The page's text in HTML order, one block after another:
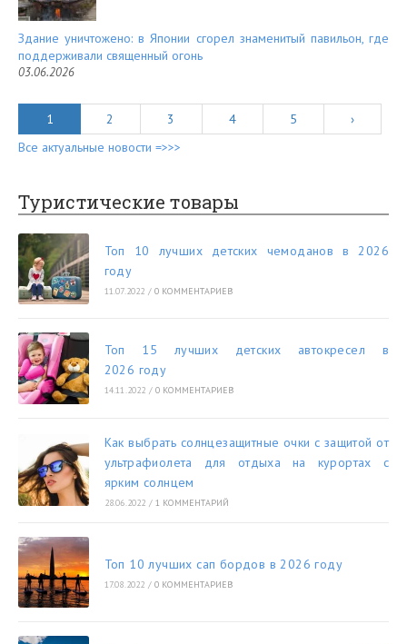
Здание уничтожено: в Японии сгорел знаменитый павильон, где
поддерживали священный огонь
03.06.2026
1 2 3 4 5
›
Все актуальные новости =>>>
Туристические товары
Топ 10 лучших детских чемоданов в 2026
году
11.07.2022 / 0 КОММЕНТАРИЕВ
Топ 15 лучших детских автокресел в
2026 году
14.11.2022 / 0 КОММЕНТАРИЕВ
Как выбрать солнцезащитные очки с защитой от
ультрафиолета для отдыха на курортах с
ярким солнцем
28.06.2022 / 1 КОММЕНТАРИЙ
Топ 10 лучших сап бордов в 2026 году
17.08.2022 / 0 КОММЕНТАРИЕВ